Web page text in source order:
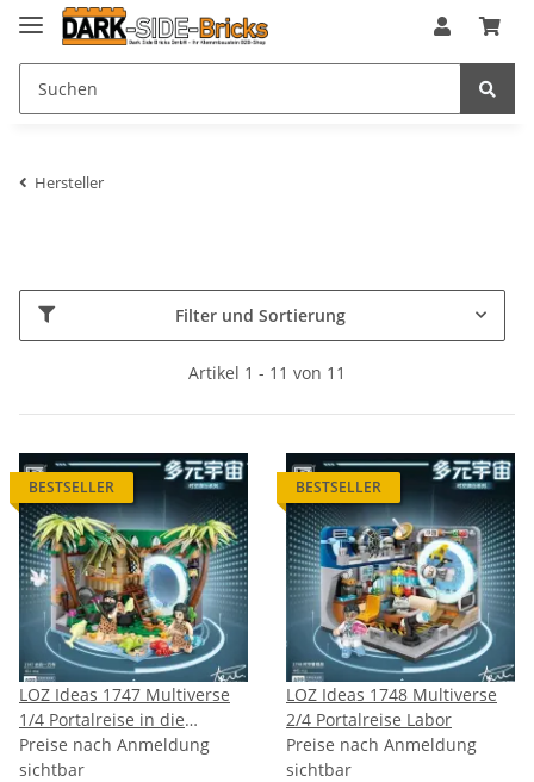
Hersteller
Filter und Sortierung
Artikel 1 - 11 von 11
BESTSELLER
LOZ Ideas 1747 Multiverse
1/4 Portalreise in die
Steinzeit
Preise nach Anmeldung
sichtbar
BESTSELLER
LOZ Ideas 1748 Multiverse
2/4 Portalreise Labor
Preise nach Anmeldung
sichtbar